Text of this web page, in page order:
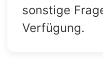
sonstige
Verfügung.